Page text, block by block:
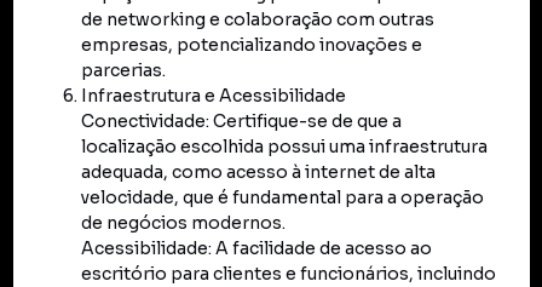
de networking e colaboração com outras
empresas, potencializando inovações e
parcerias.
Infraestrutura e Acessibilidade
Conectividade: Certifique-se de que a
localização escolhida possui uma infraestrutura
adequada, como acesso à internet de alta
velocidade, que é fundamental para a operação
de negócios modernos.
Acessibilidade: A facilidade de acesso ao
escritório para clientes e funcionários, incluindo